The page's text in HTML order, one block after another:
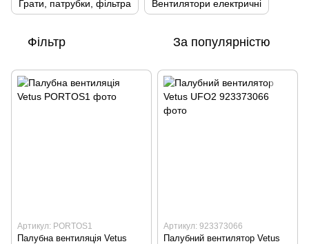
Грати, патрубки, фільтра Вентилятори електричні
Фільтр За популярністю
Артикул: PORTOS1
Палубна вентиляція Vetus
Артикул: 923373066
Палубний вентилятор Vetus